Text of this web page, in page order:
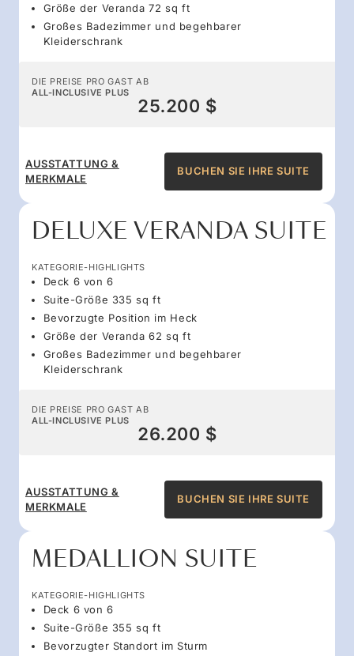
Größe der Veranda 72 sq ft
Großes Badezimmer und begehbarer
Kleiderschrank
DIE PREISE PRO GAST AB
ALL-INCLUSIVE PLUS
25.200 $
AUSSTATTUNG &
MERKMALE
BUCHEN SIE IHRE SUITE
DELUXE VERANDA SUITE
KATEGORIE-HIGHLIGHTS
Deck 6 von 6
Suite-Größe 335 sq ft
Bevorzugte Position im Heck
Größe der Veranda 62 sq ft
Großes Badezimmer und begehbarer
Kleiderschrank
DIE PREISE PRO GAST AB
ALL-INCLUSIVE PLUS
26.200 $
AUSSTATTUNG &
MERKMALE
BUCHEN SIE IHRE SUITE
MEDALLION SUITE
KATEGORIE-HIGHLIGHTS
Deck 6 von 6
Suite-Größe 355 sq ft
Bevorzugter Standort im Sturm